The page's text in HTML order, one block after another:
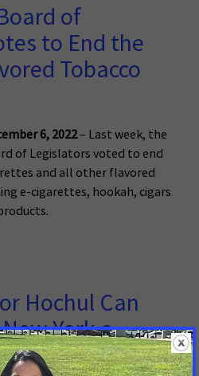
of
to End the
Tobacco
6, 2022– Last week, the
of Legislators voted to end
and all other flavored
e-cigarettes, hookah, cigars
Hochul Can
York a
Equity